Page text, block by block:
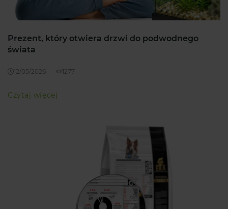
Prezent, który otwiera drzwi do podwodnego
świata
12/05/2026 1277
Czytaj więcej